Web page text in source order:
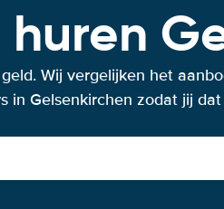
Wij vergelijken het
in Gelsenkirchen zodat jij